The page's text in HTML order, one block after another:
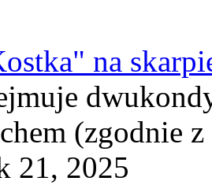
na
(zgodnie
21, 2025